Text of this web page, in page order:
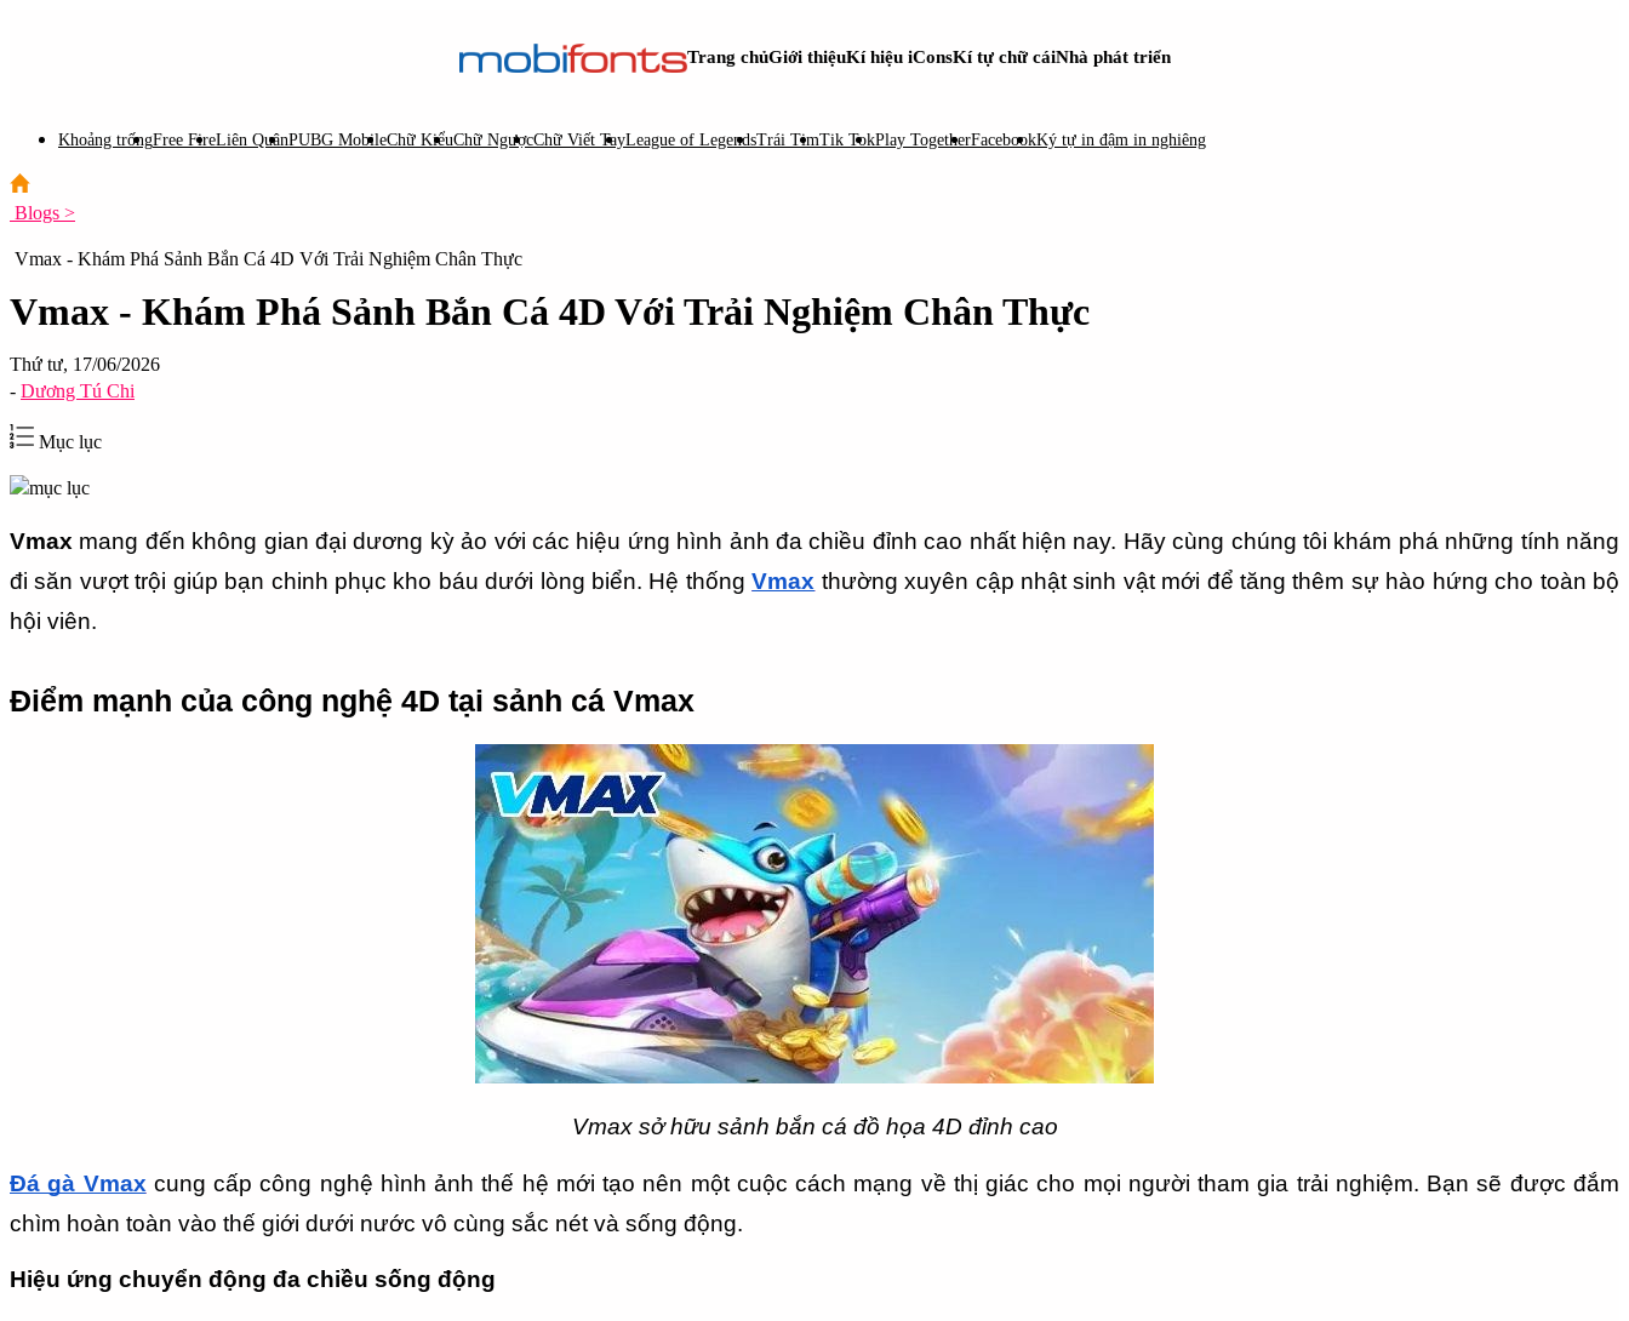
Trang chủGiới thiệuKí hiệu iConsKí tự chữ cáiNhà phát triển
Khoảng trốngFree FireLiên QuânPUBG MobileChữ KiểuChữ NgượcChữ Viết TayLeague of LegendsTrái TimTik TokPlay TogetherFacebookKý tự in đậm in nghiêng
Blogs >
Vmax - Khám Phá Sảnh Bắn Cá 4D Với Trải Nghiệm Chân Thực
Vmax - Khám Phá Sảnh Bắn Cá 4D Với Trải Nghiệm Chân Thực
Thứ tư, 17/06/2026
- Dương Tú Chi
Mục lục
Vmax mang đến không gian đại dương kỳ ảo với các hiệu ứng hình ảnh đa chiều đỉnh cao nhất hiện nay. Hãy cùng chúng tôi khám phá những tính năng
đi săn vượt trội giúp bạn chinh phục kho báu dưới lòng biển. Hệ thống Vmax thường xuyên cập nhật sinh vật mới để tăng thêm sự hào hứng cho toàn bộ
hội viên.
Điểm mạnh của công nghệ 4D tại sảnh cá Vmax
Vmax sở hữu sảnh bắn cá đồ họa 4D đỉnh cao
Đá gà Vmax cung cấp công nghệ hình ảnh thế hệ mới tạo nên một cuộc cách mạng về thị giác cho mọi người tham gia trải nghiệm. Bạn sẽ được đắm
chìm hoàn toàn vào thế giới dưới nước vô cùng sắc nét và sống động.
Hiệu ứng chuyển động đa chiều sống động